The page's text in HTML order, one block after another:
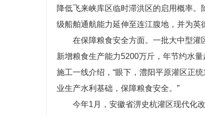
降低飞来峡库区临时滞洪区的启用概率
级船舶通航能力延伸至连江腹地，并为英
在保障粮食安全方面。一批大中型
新增粮食生产能力5200万斤，年节约水
施工一线介绍，“眼下，澧阳平原灌区正
业生产水利基础，保障粮食安全。”
今年1月，安徽省淠史杭灌区现代化